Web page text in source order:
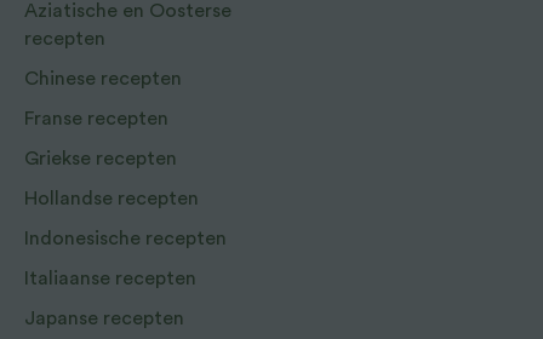
Aziatische en Oosterse
recepten
Chinese recepten
Franse recepten
Griekse recepten
Hollandse recepten
Indonesische recepten
Italiaanse recepten
Japanse recepten